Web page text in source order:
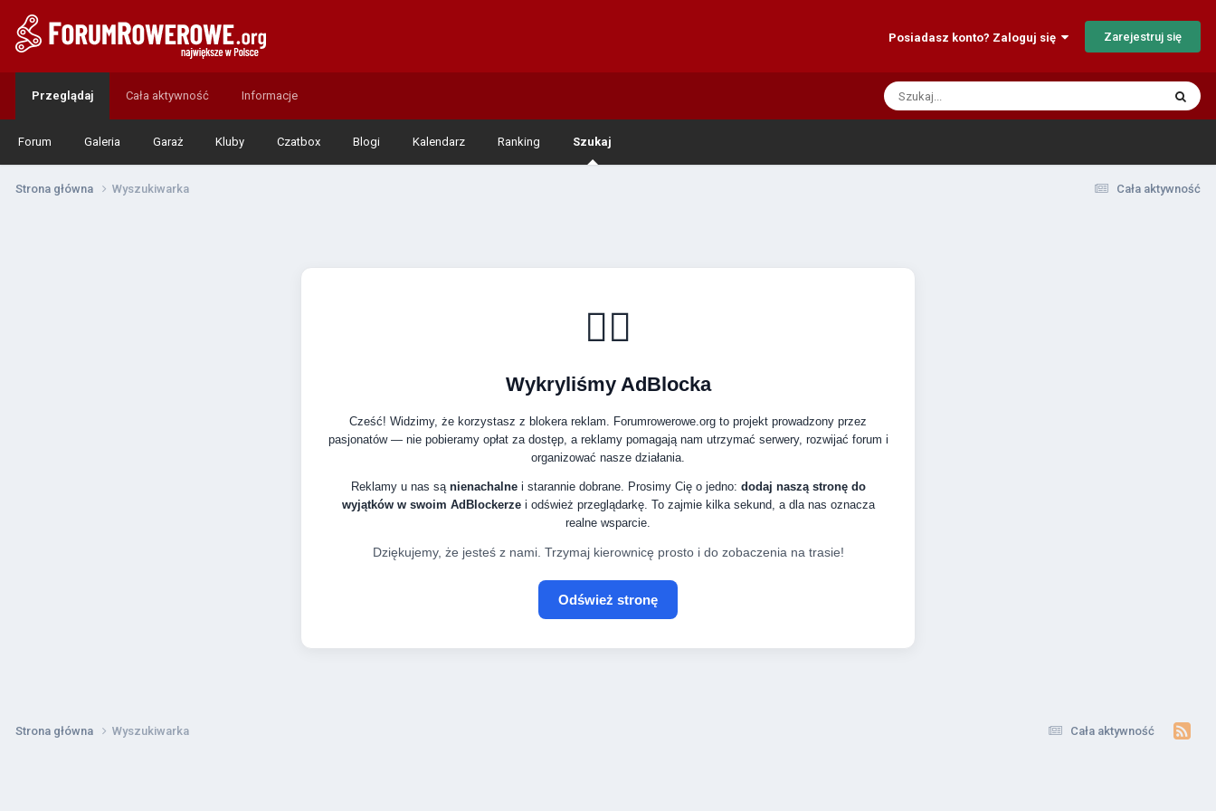
Posiadasz konto? Zaloguj się Zarejestruj się
Przeglądaj
Forum Galeria Garaż Kluby Czatbox Blogi Kalendarz Ranking Szukaj
Cała aktywność Informacje
Cała aktywność
Strona główna Wyszukiwarka
🚴‍♂️
Wykryliśmy AdBlocka
Cześć! Widzimy, że korzystasz z blokera reklam. Forumrowerowe.org to projekt prowadzony przez
pasjonatów — nie pobieramy opłat za dostęp, a reklamy pomagają nam utrzymać serwery, rozwijać forum i
organizować nasze działania.
Reklamy u nas są nienachalnei starannie dobrane. Prosimy Cię o jedno: dodaj naszą stronę do
wyjątków w swoim AdBlockerzei odśwież przeglądarkę. To zajmie kilka sekund, a dla nas oznacza
realne wsparcie.
Dziękujemy, że jesteś z nami. Trzymaj kierownicę prosto i do zobaczenia na trasie!
Odśwież stronę
Cała aktywność
Strona główna Wyszukiwarka